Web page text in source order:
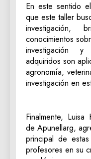
En este sentido
que este taller
investigación,
conocimientos
investigación
adquiridos son
agronomía,
investigación en
Finalmente,
de Apunellarg,
principal de
profesores en su